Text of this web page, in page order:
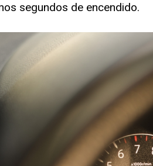
segundos de encendido.